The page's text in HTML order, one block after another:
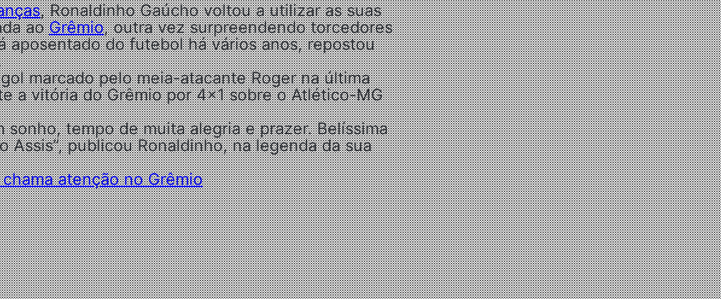
, Ronaldinho Gaúcho voltou a utilizar as suas
aoGrêmio, outra vez surpreendendo torcedores
aposentado do futebol há vários anos, repostou
marcado pelo meia-atacante Roger na última
a vitória do Grêmio por 4×1 sobre o Atlético-MG
tempo de muita alegria e prazer. Belíssima
publicou Ronaldinho, na legenda da sua
atenção no Grêmio